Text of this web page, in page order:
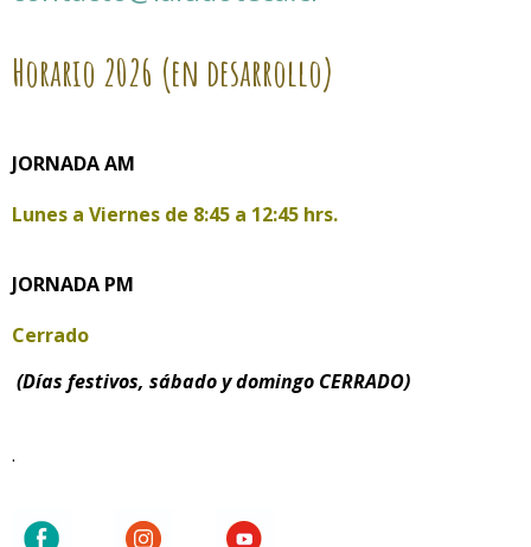
Horario 2026 (en desarrollo)
JORNADA AM
Lunes a Viernes de 8:45 a 12:45 hrs.
JORNADA PM
Cerrado
(Días festivos, sábado y domingo CERRADO)
.